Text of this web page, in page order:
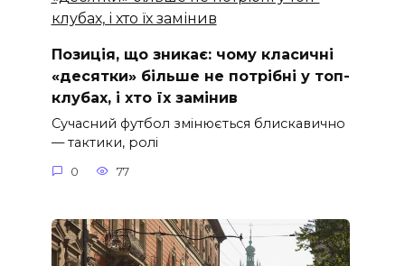
Позиція, що зникає: чому класичні
«десятки» більше не потрібні у топ-
клубах, і хто їх замінив
Сучасний футбол змінюється блискавично
— тактики, ролі
0 77